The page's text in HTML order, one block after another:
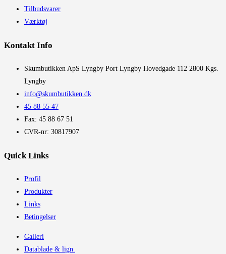
Tilbudsvarer
Værktøj
Kontakt Info
​Skumbutikken ApS Lyngby Port Lyngby Hovedgade 112 2800 Kgs.
Lyngby
info@skumbutikken.dk
45 88 55 47
Fax: 45 88 67 51
CVR-nr: 30817907
Quick Links
Profil
Produkter
Links
Betingelser
Galleri
Datablade & lign.